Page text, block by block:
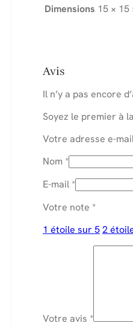
Dimensions 15 × 15
Avis
Il n’y a pas encore
Soyez le premier à
Votre adresse e-
Nom*
E-mail*
Votre note *
1 étoile sur 52
Votre avis *